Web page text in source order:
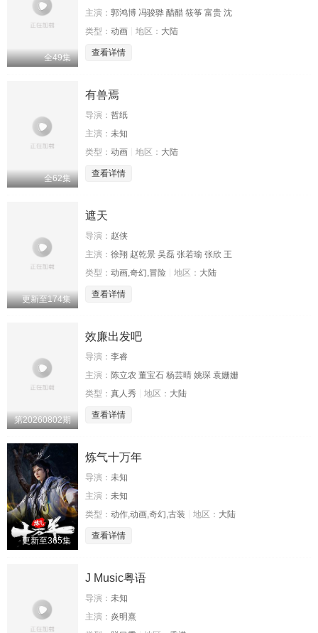
全49集
主演： 郭鸿博 冯骏骅 醋醋 筱筝 富贵 沈
类型： 动画 地区： 大陆
查看详情
全62集
有兽焉
导演： 哲纸
主演： 未知
类型： 动画 地区： 大陆
查看详情
更新至174集
遮天
导演： 赵侠
主演： 徐翔 赵乾景 吴磊 张若瑜 张欣 王
类型： 动画,奇幻,冒险 地区： 大陆
查看详情
第20260802期
效廉出发吧
导演： 李睿
主演： 陈立农 董宝石 杨芸晴 姚琛 袁姗姗
类型： 真人秀 地区： 大陆
查看详情
更新至365集
炼气十万年
导演： 未知
主演： 未知
类型： 动作,动画,奇幻,古装 地区： 大陆
查看详情
J Music粤语
导演： 未知
主演： 炎明熹